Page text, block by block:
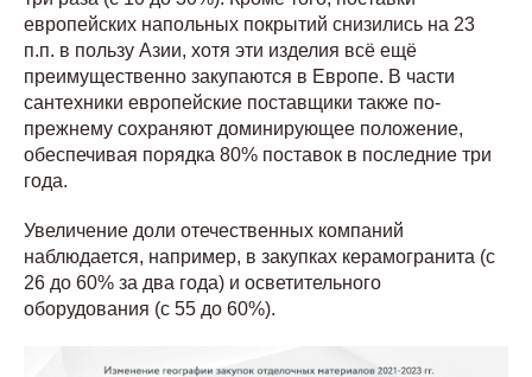
европейских напольных покрытий снизились на 23
п.п. в пользу Азии, хотя эти изделия всё ещё
преимущественно закупаются в Европе. В части
сантехники европейские поставщики также по-
прежнему сохраняют доминирующее положение,
обеспечивая порядка 80% поставок в последние три
года.
Увеличение доли отечественных компаний
наблюдается, например, в закупках керамогранита (с
26 до 60% за два года) и осветительного
оборудования (с 55 до 60%).